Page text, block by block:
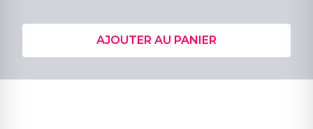
AJOUTER AU PANIER